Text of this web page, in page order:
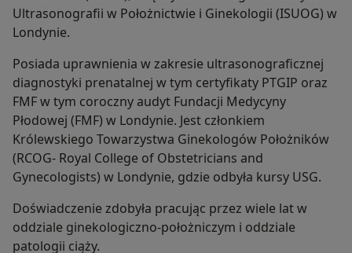
Ultrasonografii w Położnictwie i Ginekologii (ISUOG) w
Londynie.
Posiada uprawnienia w zakresie ultrasonograficznej
diagnostyki prenatalnej w tym certyfikaty PTGIP oraz
FMF w tym coroczny audyt Fundacji Medycyny
Płodowej (FMF) w Londynie. Jest członkiem
Królewskiego Towarzystwa Ginekologów Położników
(RCOG- Royal College of Obstetricians and
Gynecologists) w Londynie, gdzie odbyła kursy USG.
Doświadczenie zdobyła pracując przez wiele lat w
oddziale ginekologiczno-położniczym i oddziale
patologii ciąży.